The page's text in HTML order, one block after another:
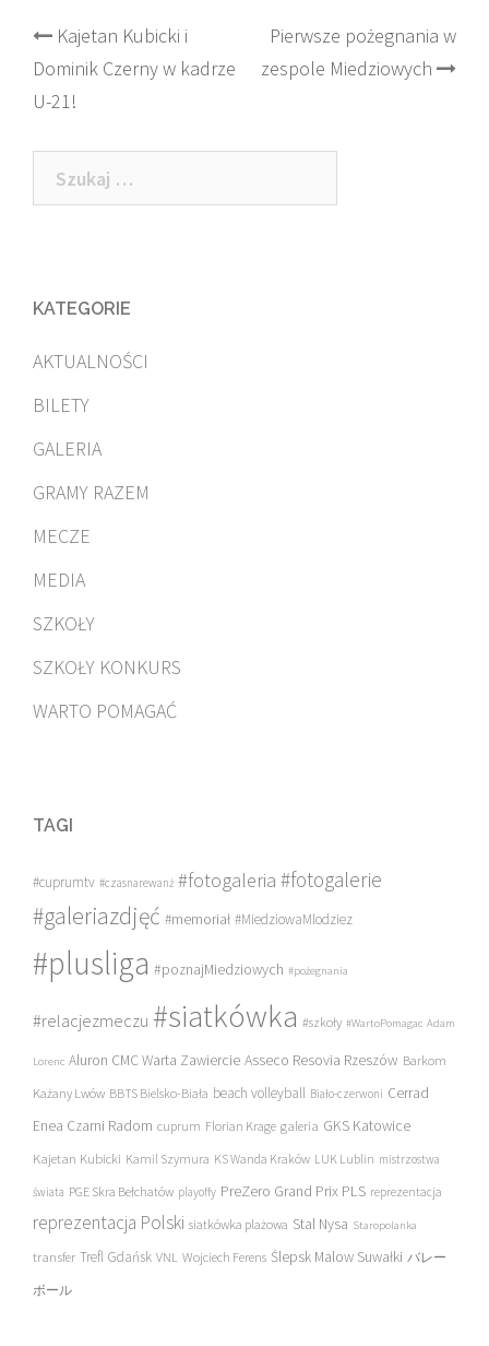
Post
navigation
Kajetan Kubicki i
Dominik Czerny w kadrze
U-21!
Pierwsze pożegnania w
zespole Miedziowych
Szukaj:
KATEGORIE
AKTUALNOŚCI
BILETY
GALERIA
GRAMY RAZEM
MECZE
MEDIA
SZKOŁY
SZKOŁY KONKURS
WARTO POMAGAĆ
TAGI
#cuprumtv #czasnarewanż #fotogaleria #fotogalerie
#galeriazdjęć #memoriał #MiedziowaMlodziez
#plusliga #poznajMiedziowych #pożegnania
#relacjezmeczu #siatkówka #szkoły #WartoPomagac Adam
Lorenc Aluron CMC Warta Zawiercie Asseco Resovia Rzeszów Barkom
Każany Lwów BBTS Bielsko-Biała beach volleyball Biało-czerwoni Cerrad
Enea Czarni Radom cuprum Florian Krage galeria GKS Katowice
Kajetan Kubicki Kamil Szymura KS Wanda Kraków LUK Lublin mistrzostwa
świata PGE Skra Bełchatów playoffy PreZero Grand Prix PLS reprezentacja
reprezentacja Polski siatkówka plażowa Stal Nysa Staropolanka
transfer Trefl Gdańsk VNL Wojciech Ferens Ślepsk Malow Suwałki バレー
ボール